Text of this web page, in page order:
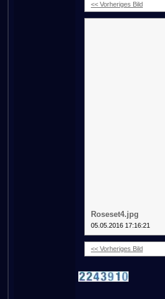
<< Vorheriges Bild
Roseset4.jpg
05.05.2016 17:16:21
<< Vorheriges Bild